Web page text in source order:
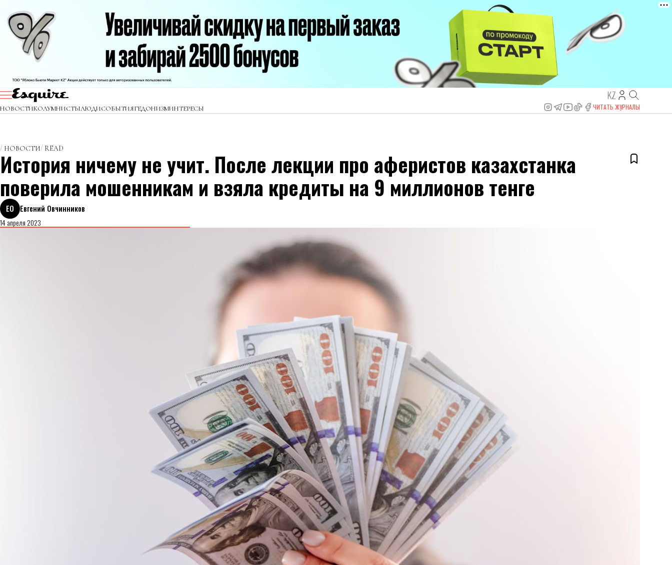
KZ
НОВОСТИКОЛУМНИСТЫЛЮДИСОБЫТИЯГЕДОНИЗМИНТЕРЕСЫ ЧИТАТЬ ЖУРНАЛЫ
НОВОСТИ READ
История ничему не учит. После лекции про аферистов казахстанка
поверила мошенникам и взяла кредиты на 9 миллионов тенге
ЕО
Евгений Овчинников
14 апреля 2023